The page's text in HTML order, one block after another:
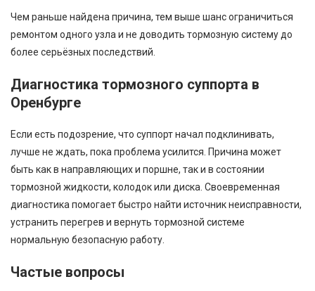
Чем раньше найдена причина, тем выше шанс ограничиться
ремонтом одного узла и не доводить тормозную систему до
более серьёзных последствий.
Диагностика тормозного суппорта в
Оренбурге
Если есть подозрение, что суппорт начал подклинивать,
лучше не ждать, пока проблема усилится. Причина может
быть как в направляющих и поршне, так и в состоянии
тормозной жидкости, колодок или диска. Своевременная
диагностика помогает быстро найти источник неисправности,
устранить перегрев и вернуть тормозной системе
нормальную безопасную работу.
Частые вопросы